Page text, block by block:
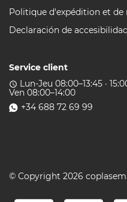
Politique d'expédition et de
Declaración de
Service client
access_time Lun-Jeu 08:00–13:45 ·
Ven 08:00–14:00
+34 688 72 69 99
© Copyright 2026